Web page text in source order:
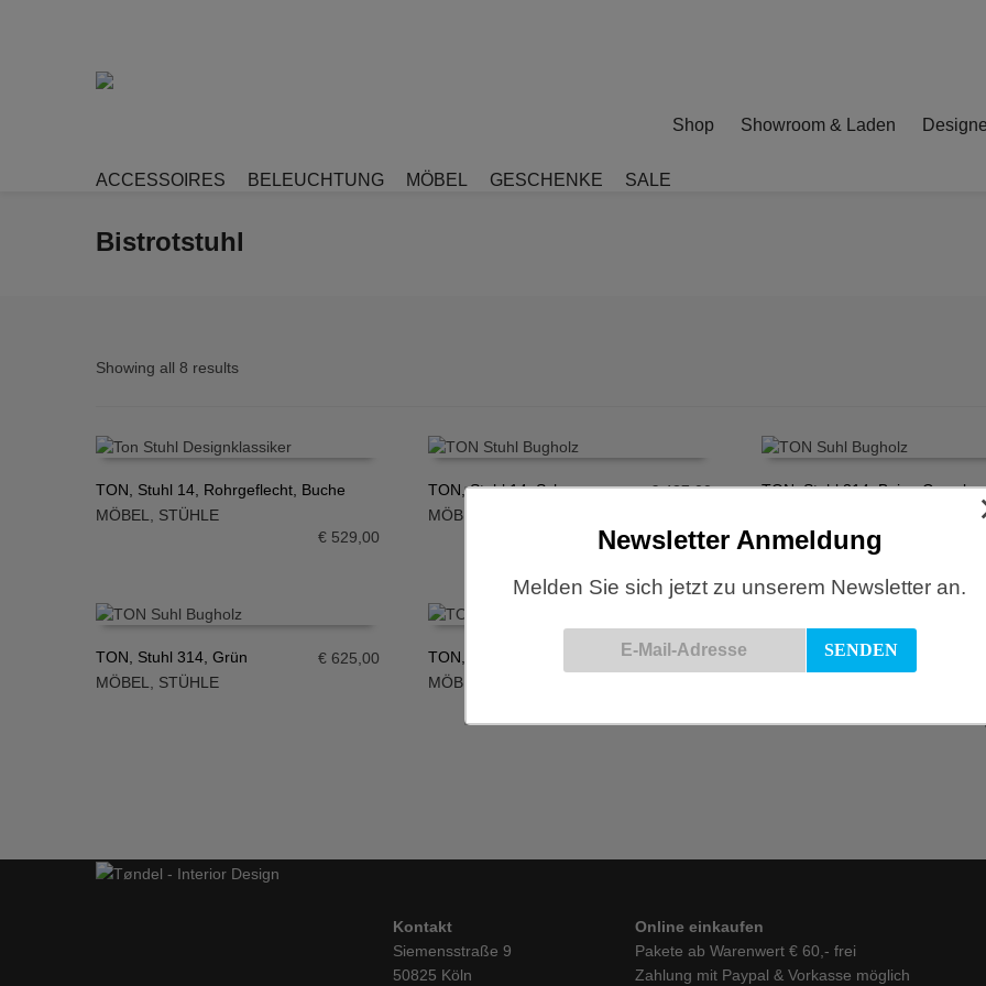
Shop Showroom & Laden
ACCESSOIRES BELEUCHTUNG MÖBEL GESCHENKE SALE
Bistrotstuhl
Showing all 8 results
IN DEN WARENKORB
TON, Stuhl 14, Rohrgeflecht, Buche
MÖBEL, STÜHLE
€529,00
IN DEN WARENKORB
TON, Stuhl 14, Schwarz
MÖBEL
€437,00
TON, Stuhl 314, Beige Gewebe
IN DEN WARENKORB
TON, Stuhl 314, Grün
MÖBEL, STÜHLE
€625,00
IN DEN WARENKORB
TON, Stuhl 314, Nougat Lehne Geflecht
MÖBEL
TON, Stuhl 314, Schwarz Lehne
Gewebe
Kontakt
Siemensstraße 9
50825 Köln
Online einkaufen
Pakete ab Warenwert € 60,- frei
Zahlung mit Paypal & Vorkasse möglich
Newsletter Anmeldung
Melden Sie sich jetzt zu unserem Newsletter an.